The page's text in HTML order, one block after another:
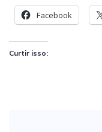
Facebook
Curtir isso: